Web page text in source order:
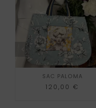
SAC PALOMA
120,00 €